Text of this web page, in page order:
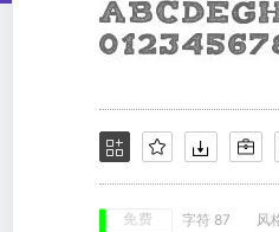
免费 字符 87 风